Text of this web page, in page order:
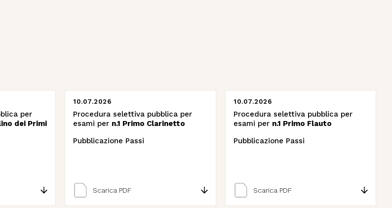
per
dei Primi
10.07.2026
Procedura selettiva pubblica per
esami per n.1 Primo Clarinetto
Pubblicazione Passi
Scarica PDF
10.07.2026
Procedura selettiva pubblica per
esami per n.1 Primo Flauto
Pubblicazione Passi
Scarica PDF